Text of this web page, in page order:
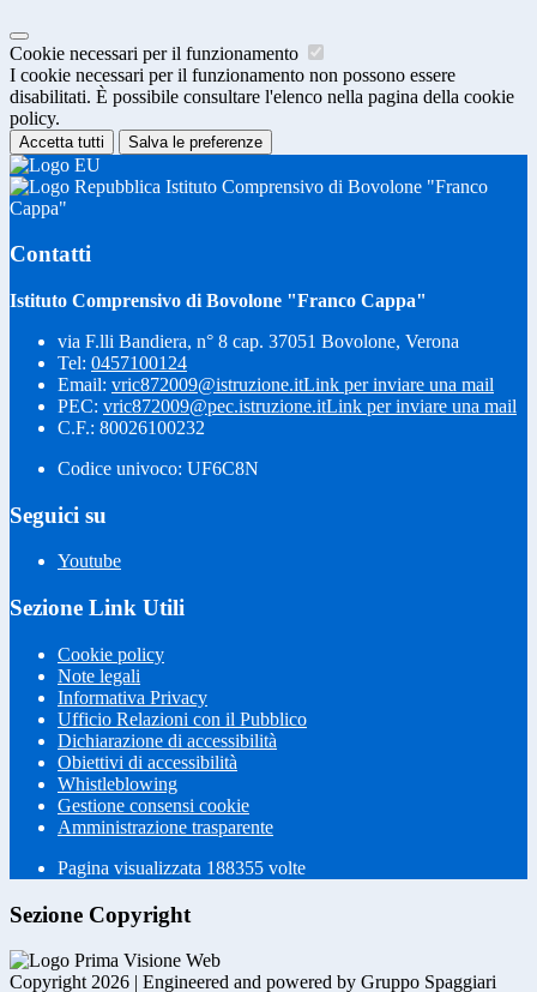
Cookie necessari per il funzionamento
I cookie necessari per il funzionamento non possono essere
disabilitati. È possibile consultare l'elenco nella pagina della cookie
policy.
Accetta tutti Salva le preferenze
Istituto Comprensivo di Bovolone "Franco
Cappa"
Contatti
Istituto Comprensivo di Bovolone "Franco Cappa"
via F.lli Bandiera, n° 8 cap. 37051 Bovolone, Verona
Tel: 0457100124
Email: vric872009@istruzione.itLink per inviare una mail
PEC: vric872009@pec.istruzione.itLink per inviare una mail
C.F.: 80026100232
Codice univoco: UF6C8N
Seguici su
Youtube
Sezione Link Utili
Cookie policy
Note legali
Informativa Privacy
Ufficio Relazioni con il Pubblico
Dichiarazione di accessibilità
Obiettivi di accessibilità
Whistleblowing
Gestione consensi cookie
Amministrazione trasparente
Pagina visualizzata 188355 volte
Sezione Copyright
Copyright 2026 | Engineered and powered by Gruppo Spaggiari